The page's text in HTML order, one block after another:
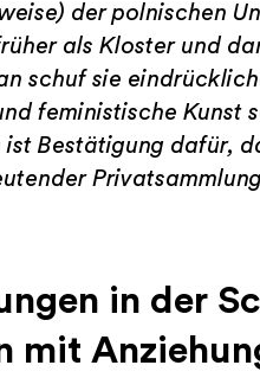
der polnischen
als Kloster und
schuf sie
feministische Kunst
Bestätigung dafür,
in der
mit